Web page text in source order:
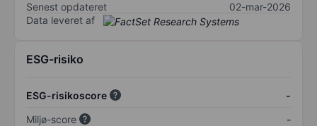
Senest opdateret
02-mar-2026
Data leveret af
ESG-risiko
ESG-risikoscore
-
Miljø-score
-